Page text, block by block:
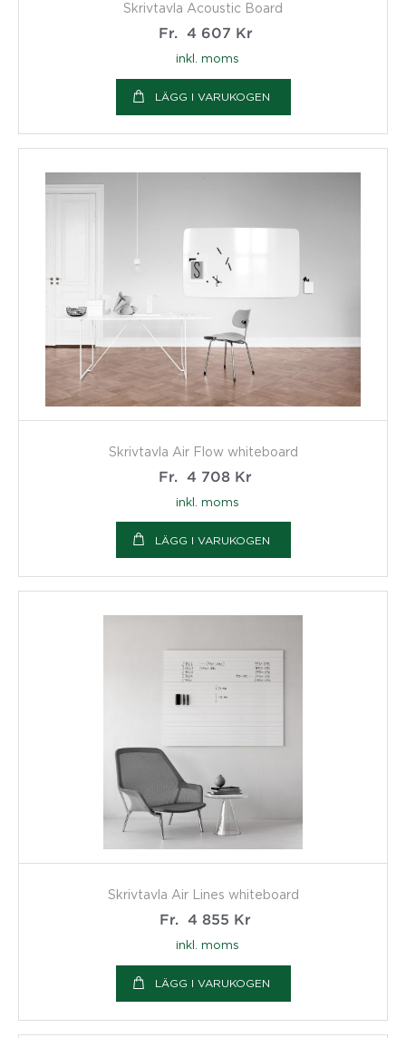
Skrivtavla Acoustic Board
Fr.
4 607 Kr
inkl. moms
LÄGG I VARUKOGEN
Skrivtavla Air Flow whiteboard
Fr.
4 708 Kr
inkl. moms
LÄGG I VARUKOGEN
Skrivtavla Air Lines whiteboard
Fr.
4 855 Kr
inkl. moms
LÄGG I VARUKOGEN